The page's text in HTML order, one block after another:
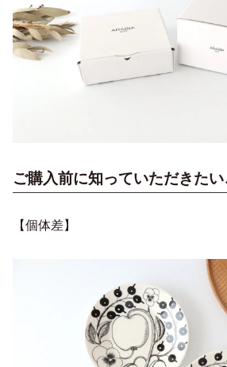
ご購入前に知っていただきたい
【個体差】